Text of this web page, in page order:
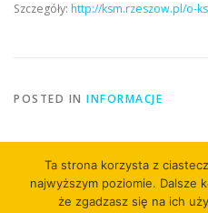
Szczegóły: http://ksm.rzeszow.pl/o-
POSTED IN INFORMACJE
Ta strona korzysta z
najwyższym poziomie. Dalsze
że zgadzasz się na ich